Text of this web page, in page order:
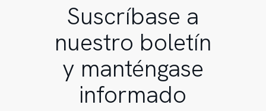
Suscríbase a
nuestro boletín
y manténgase
informado